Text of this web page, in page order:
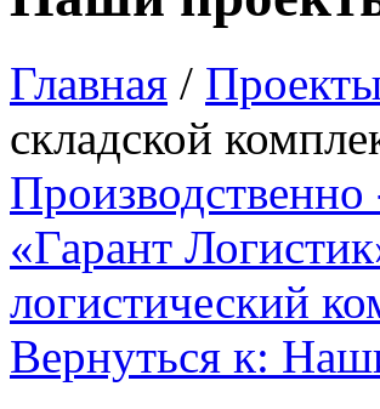
Главная /
складской
Производственно
«Гарант
логистический
Вернуться к: